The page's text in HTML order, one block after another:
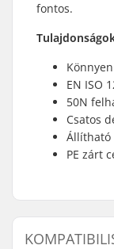
fontos.
EN ISO
50N
Csatos
Állítható
PE zárt